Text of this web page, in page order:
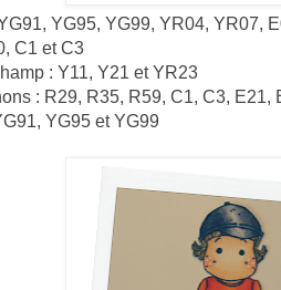
YG95, YG99, YR04, YR07,
C1 et C3
: Y11, Y21 et YR23
: R29, R35, R59, C1, C3, E21,
YG95 et YG99